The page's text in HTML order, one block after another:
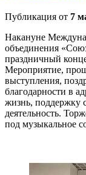
Публикация от 7
Накануне
объединения
праздничный
Мероприятие,
выступления,
благодарности в
жизнь, поддержку
деятельность.
под музыкальное